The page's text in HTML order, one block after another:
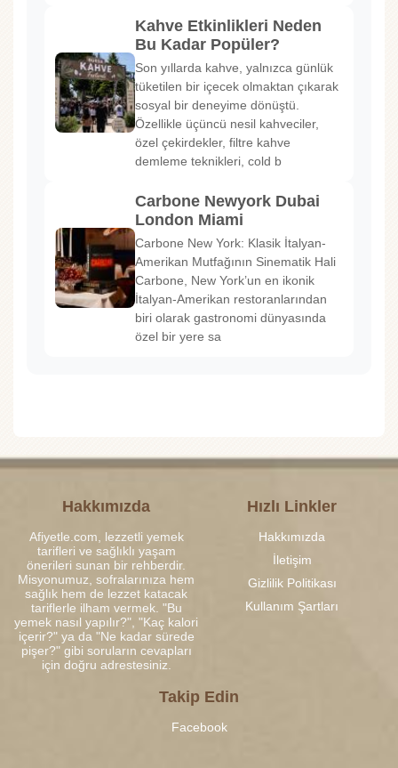
Kahve Etkinlikleri Neden
Bu Kadar Popüler?
Son yıllarda kahve, yalnızca günlük
tüketilen bir içecek olmaktan çıkarak
sosyal bir deneyime dönüştü.
Özellikle üçüncü nesil kahveciler,
özel çekirdekler, filtre kahve
demleme teknikleri, cold b
Carbone Newyork Dubai
London Miami
Carbone New York: Klasik İtalyan-
Amerikan Mutfağının Sinematik Hali
Carbone, New York’un en ikonik
İtalyan-Amerikan restoranlarından
biri olarak gastronomi dünyasında
özel bir yere sa
Hakkımızda
Afiyetle.com, lezzetli yemek
tarifleri ve sağlıklı yaşam
önerileri sunan bir rehberdir.
Misyonumuz, sofralarınıza hem
sağlık hem de lezzet katacak
tariflerle ilham vermek. "Bu
yemek nasıl yapılır?", "Kaç kalori
içerir?" ya da "Ne kadar sürede
pişer?" gibi soruların cevapları
için doğru adrestesiniz.
Hızlı Linkler
Hakkımızda
İletişim
Gizlilik Politikası
Kullanım Şartları
Takip Edin
Facebook